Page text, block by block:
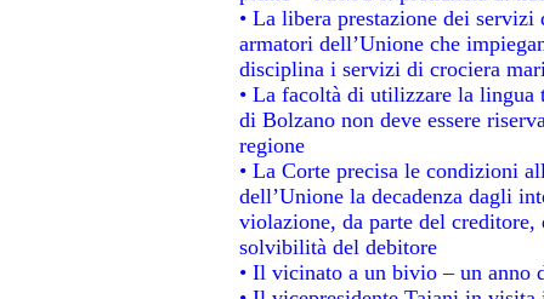
• La libera prestazione dei
armatori dell’Unione che
disciplina i servizi di crociera
• La facoltà di utilizzare la
di Bolzano non deve essere
regione
• La Corte precisa le condizioni
dell’Unione la decadenza dagli
violazione, da parte del
solvibilità del debitore
• Il vicinato a un bivio – un anno